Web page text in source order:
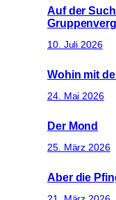
Auf der
10. Juli 2026
Wohin mit
24. Mai 2026
Der Mond
25. März 2026
Aber die